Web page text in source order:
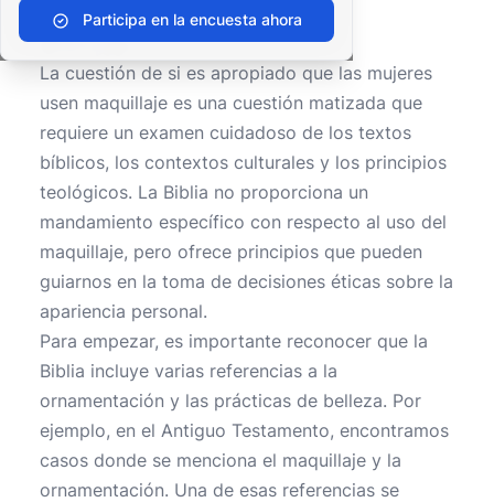
Participa en la encuesta ahora
0 0 551
La cuestión de si es apropiado que las mujeres
usen maquillaje es una cuestión matizada que
requiere un examen cuidadoso de los textos
bíblicos, los contextos culturales y los principios
teológicos. La Biblia no proporciona un
mandamiento específico con respecto al uso del
maquillaje, pero ofrece principios que pueden
guiarnos en la toma de decisiones éticas sobre la
apariencia personal.
Para empezar, es importante reconocer que la
Biblia incluye varias referencias a la
ornamentación y las prácticas de belleza. Por
ejemplo, en el Antiguo Testamento, encontramos
casos donde se menciona el maquillaje y la
ornamentación. Una de esas referencias se